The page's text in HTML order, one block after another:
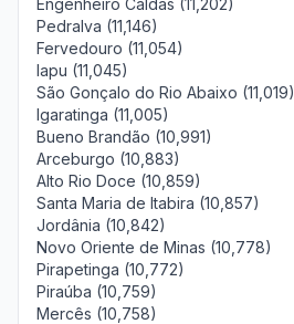
Engenheiro Caldas (11,202)
Pedralva (11,146)
Fervedouro (11,054)
Iapu (11,045)
São Gonçalo do Rio Abaixo (11,019)
Igaratinga (11,005)
Bueno Brandão (10,991)
Arceburgo (10,883)
Alto Rio Doce (10,859)
Santa Maria de Itabira (10,857)
Jordânia (10,842)
Novo Oriente de Minas (10,778)
Pirapetinga (10,772)
Piraúba (10,759)
Mercês (10,758)